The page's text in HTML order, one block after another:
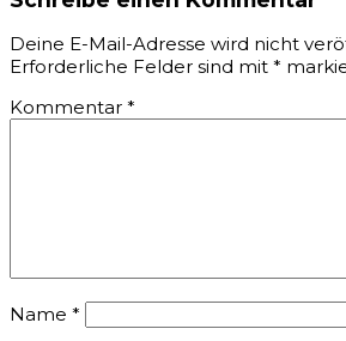
Deine E-Mail-Adresse wird nicht
Erforderliche Felder sind mit *
Kommentar *
Name *